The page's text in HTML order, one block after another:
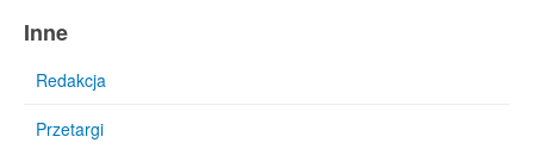
Inne
Redakcja
Przetargi